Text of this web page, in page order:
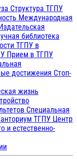
Структура ТГПУ
Международная
библиотека
ТГПУ в
Прием в ТГПУ
достижения Стоп-
жизнь
Специальная
ТГПУ Центр
и естественно-